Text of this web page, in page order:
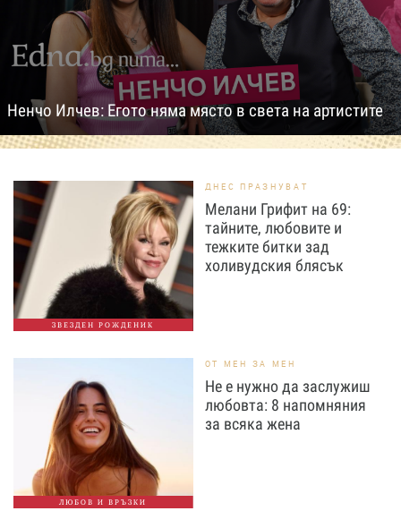
Ненчо Илчев: Егото няма място в света на артистите
ЗВЕЗДЕН РОЖДЕНИК
ДНЕС ПРАЗНУВАТ
Мелани Грифит на 69:
тайните, любовите и
тежките битки зад
холивудския блясък
ЛЮБОВ И ВРЪЗКИ
ОТ МЕН ЗА МЕН
Не е нужно да заслужиш
любовта: 8 напомняния
за всяка жена